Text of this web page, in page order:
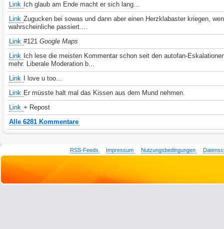
Link Ich glaub am Ende macht er sich lang...
Link Zugucken bei sowas und dann aber einen Herzklabaster kriegen,
wahrscheinliche passiert....
Link #121Google Maps
Link Ich lese die meisten Kommentar schon seit den autofan-
mehr. Liberale Moderation b...
Link
I love u too...
Link Er müsste halt mal das Kissen aus dem Mund nehmen.
Link + Repost
Alle 6281 Kommentare
RSS-Feeds Impressum Nutzungsbedingungen